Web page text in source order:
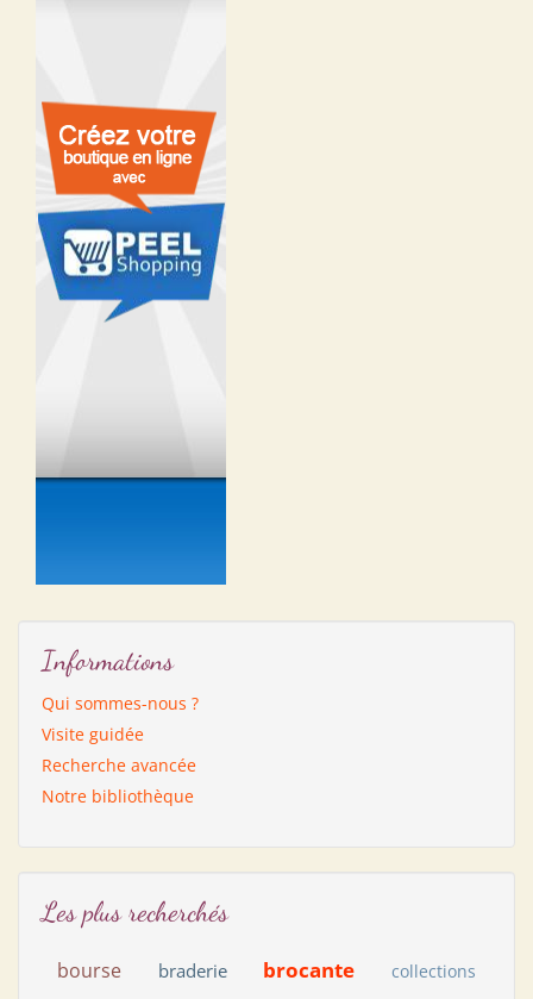
Informations
Qui sommes-nous ?
Visite guidée
Recherche avancée
Notre bibliothèque
Les plus recherchés
bourse braderie brocante collections